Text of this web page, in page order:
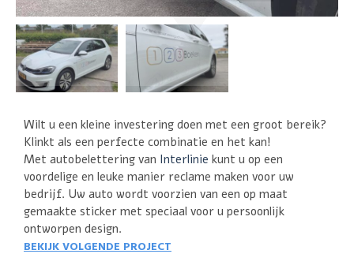
Wilt u een kleine investering doen met een groot bereik?
Klinkt als een perfecte combinatie en het kan!
Met autobelettering van Interlinie kunt u op een
voordelige en leuke manier reclame maken voor uw
bedrijf. Uw auto wordt voorzien van een op maat
gemaakte sticker met speciaal voor u persoonlijk
ontworpen design.
BEKIJK VOLGENDE PROJECT